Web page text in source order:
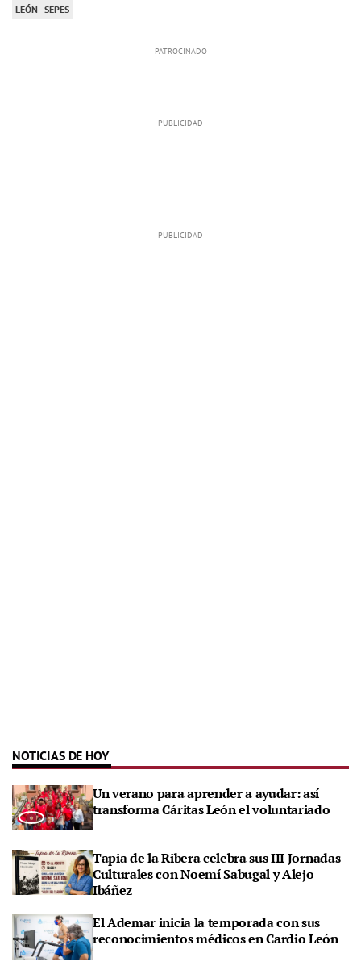
LEÓN SEPES
NOTICIAS DE HOY
Un verano para aprender a ayudar: así
transforma Cáritas León el voluntariado
Tapia de la Ribera celebra sus III Jornadas
Culturales con Noemí Sabugal y Alejo
Ibáñez
El Ademar inicia la temporada con sus
reconocimientos médicos en Cardio León